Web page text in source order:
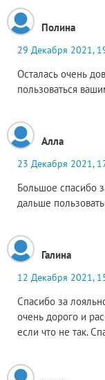
Полина
29 Декабря 2021,
Осталась очень
пользоваться
Алла
23 Декабря 2021,
Большое спасибо
дальше
Галина
12 Декабря 2021,
Спасибо за
очень дорого и
если что не так.